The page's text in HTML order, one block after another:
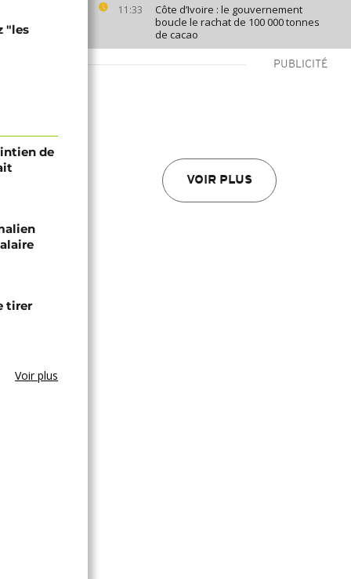
11:33
Côte d’Ivoire : le gouvernement
boucle le rachat de 100 000 tonnes
de cacao
PUBLICITÉ
VOIR PLUS
"les
de
tirer
Voir plus